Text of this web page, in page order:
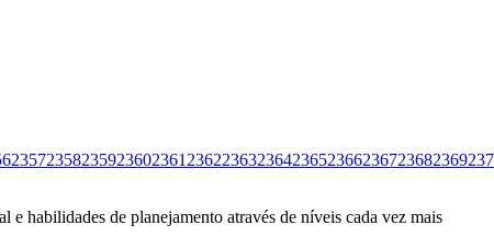
23572358235923602361 23622363236423652366236723682369
e habilidades de planejamento através de níveis cada vez mais